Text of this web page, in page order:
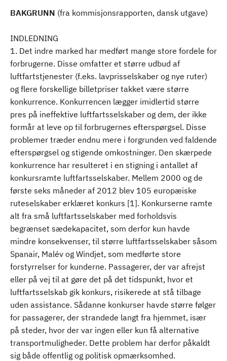
BAKGRUNN (fra kommisjonsrapporten, dansk utgave)
INDLEDNING
1. Det indre marked har medført mange store fordele for
forbrugerne. Disse omfatter et større udbud af
luftfartstjenester (f.eks. lavprisselskaber og nye ruter)
og flere forskellige billetpriser takket være større
konkurrence. Konkurrencen lægger imidlertid større
pres på ineffektive luftfartsselskaber og dem, der ikke
formår at leve op til forbrugernes efterspørgsel. Disse
problemer træder endnu mere i forgrunden ved faldende
efterspørgsel og stigende omkostninger. Den skærpede
konkurrence har resulteret i en stigning i antallet af
konkursramte luftfartsselskaber. Mellem 2000 og de
første seks måneder af 2012 blev 105 europæiske
ruteselskaber erklæret konkurs [1]. Konkurserne ramte
alt fra små luftfartsselskaber med forholdsvis
begrænset sædekapacitet, som derfor kun havde
mindre konsekvenser, til større luftfartsselskaber såsom
Spanair, Malév og Windjet, som medførte store
forstyrrelser for kunderne. Passagerer, der var afrejst
eller på vej til at gøre det på det tidspunkt, hvor et
luftfartsselskab gik konkurs, risikerede at stå tilbage
uden assistance. Sådanne konkurser havde større følger
for passagerer, der strandede langt fra hjemmet, især
på steder, hvor der var ingen eller kun få alternative
transportmuligheder. Dette problem har derfor påkaldt
sig både offentlig og politisk opmærksomhed.